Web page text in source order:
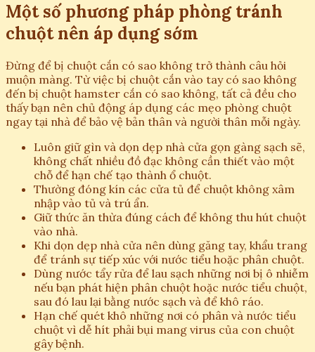
Một số phương pháp phòng tránh
chuột nên áp dụng sớm
Đừng để bị chuột cắn có sao không trở thành câu hỏi
muộn màng. Từ việc bị chuột cắn vào tay có sao không
đến bị chuột hamster cắn có sao không, tất cả đều cho
thấy bạn nên chủ động áp dụng các mẹo phòng chuột
ngay tại nhà để bảo vệ bản thân và người thân mỗi ngày.
Luôn giữ gìn và dọn dẹp nhà cửa gọn gàng sạch sẽ,
không chất nhiều đồ đạc không cần thiết vào một
chỗ để hạn chế tạo thành ổ chuột.
Thường đóng kín các cửa tủ để chuột không xâm
nhập vào tủ và trú ẩn.
Giữ thức ăn thừa đúng cách để không thu hút chuột
vào nhà.
Khi dọn dẹp nhà cửa nên dùng găng tay, khẩu trang
để tránh sự tiếp xúc với nước tiểu hoặc phân chuột.
Dùng nước tẩy rửa để lau sạch những nơi bị ô nhiễm
nếu bạn phát hiện phân chuột hoặc nước tiểu chuột,
sau đó lau lại bằng nước sạch và để khô ráo.
Hạn chế quét khô những nơi có phân và nước tiểu
chuột vì dễ hít phải bụi mang virus của con chuột
gây bệnh.